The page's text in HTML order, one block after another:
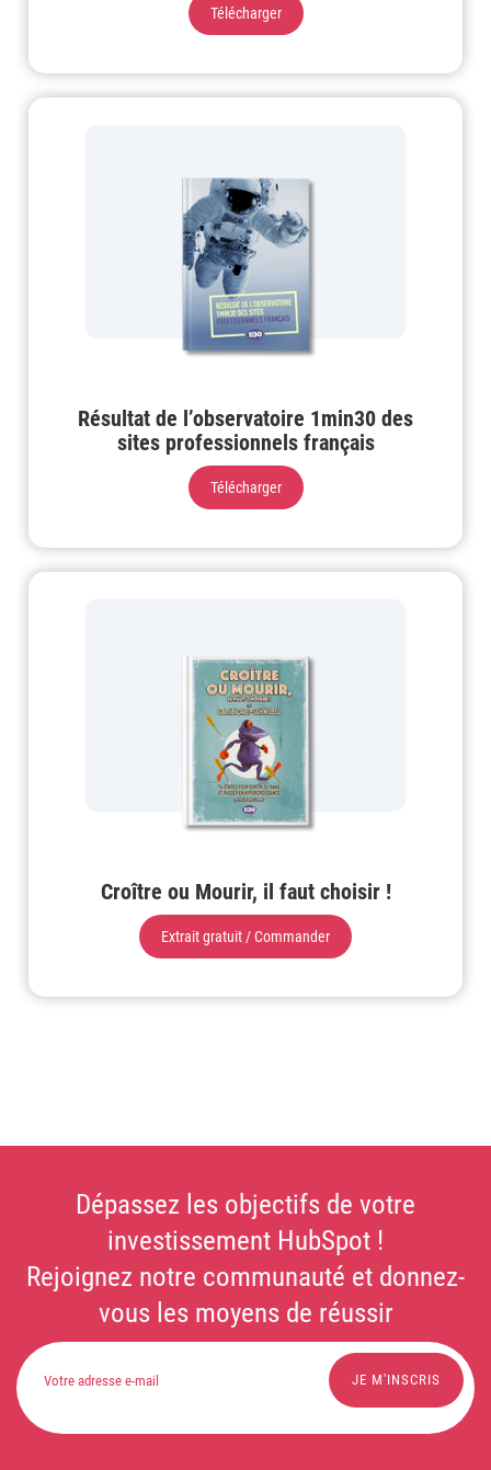
Télécharger
Résultat de l’observatoire 1min30 des
sites professionnels français
Télécharger
Croître ou Mourir, il faut choisir !
Extrait gratuit / Commander
Dépassez les objectifs de votre
investissement HubSpot !
Rejoignez notre communauté et donnez-
vous les moyens de réussir